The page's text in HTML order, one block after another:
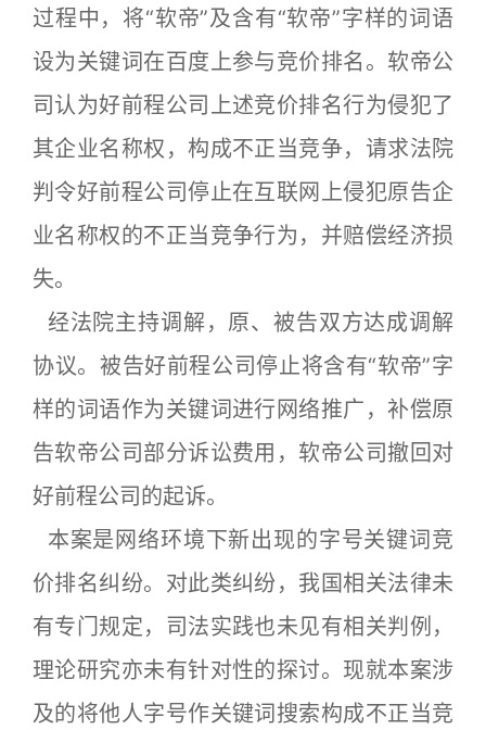
过程中，将“软帝”及含有“软帝”字样的词语
设为关键词在百度上参与竞价排名。软帝公
司认为好前程公司上述竞价排名行为侵犯了
其企业名称权，构成不正当竞争，请求法院
判令好前程公司停止在互联网上侵犯原告企
业名称权的不正当竞争行为，并赔偿经济损
失。
经法院主持调解，原、被告双方达成调解
协议。被告好前程公司停止将含有“软帝”字
样的词语作为关键词进行网络推广，补偿原
告软帝公司部分诉讼费用，软帝公司撤回对
好前程公司的起诉。
本案是网络环境下新出现的字号关键词竞
价排名纠纷。对此类纠纷，我国相关法律未
有专门规定，司法实践也未见有相关判例，
理论研究亦未有针对性的探讨。现就本案涉
及的将他人字号作关键词搜索构成不正当竞